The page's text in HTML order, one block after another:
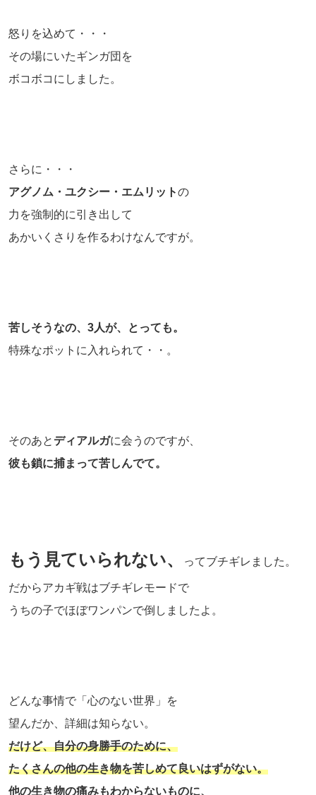
怒りを込めて・・・
その場にいたギンガ団を
ボコボコにしました。
さらに・・・
アグノム・ユクシー・エムリットの
力を強制的に引き出して
あかいくさりを作るわけなんですが。
苦しそうなの、3人が、とっても。
特殊なポットに入れられて・・。
そのあと ディアルガに会うのですが、
彼も鎖に捕まって苦しんでて。
もう見ていられない、 ってブチギレました。
だからアカギ戦はブチギレモードで
うちの子でほぼワンパンで倒しましたよ。
どんな事情で「心のない世界」を
望んだか、詳細は知らない。
だけど、自分の身勝手のために、
たくさんの他の生き物を苦しめて良いはずがない。
他の生き物の痛みもわからないものに、